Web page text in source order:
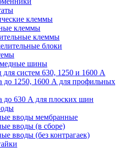
клеммы
клеммы
клеммы
блоки
шины
систем 630, 1250 и 1600 А
до 1250, 1600 А для профильных
до 630 А для плоских шин
вводы мембранные
вводы (в сборе)
вводы (без контрагаек)